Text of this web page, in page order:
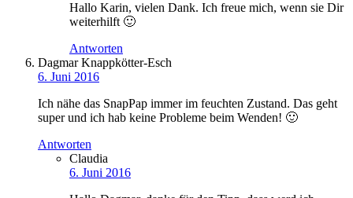
Hallo Karin, vielen Dank. Ich freue mich, wenn sie Dir
weiterhilft 🙂
Antworten
Dagmar Knappkötter-Esch
6. Juni 2016
Ich nähe das SnapPap immer im feuchten Zustand. Das geht
super und ich hab keine Probleme beim Wenden! 🙂
Antworten
Claudia
6. Juni 2016